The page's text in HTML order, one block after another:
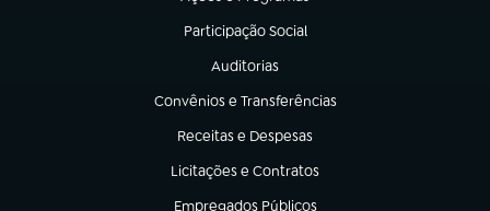
Participação Social
(abre em nova aba)
Auditorias
(abre em nova aba)
Convênios e Transferências
(abre em nova aba)
Receitas e Despesas
(abre em nova aba)
Licitações e Contratos
(abre em nova aba)
Empregados Públicos